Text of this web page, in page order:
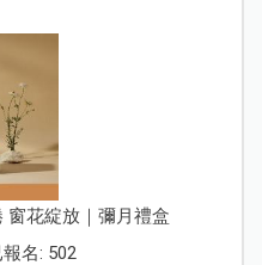
窗花綻放｜彌月禮盒
名: 502